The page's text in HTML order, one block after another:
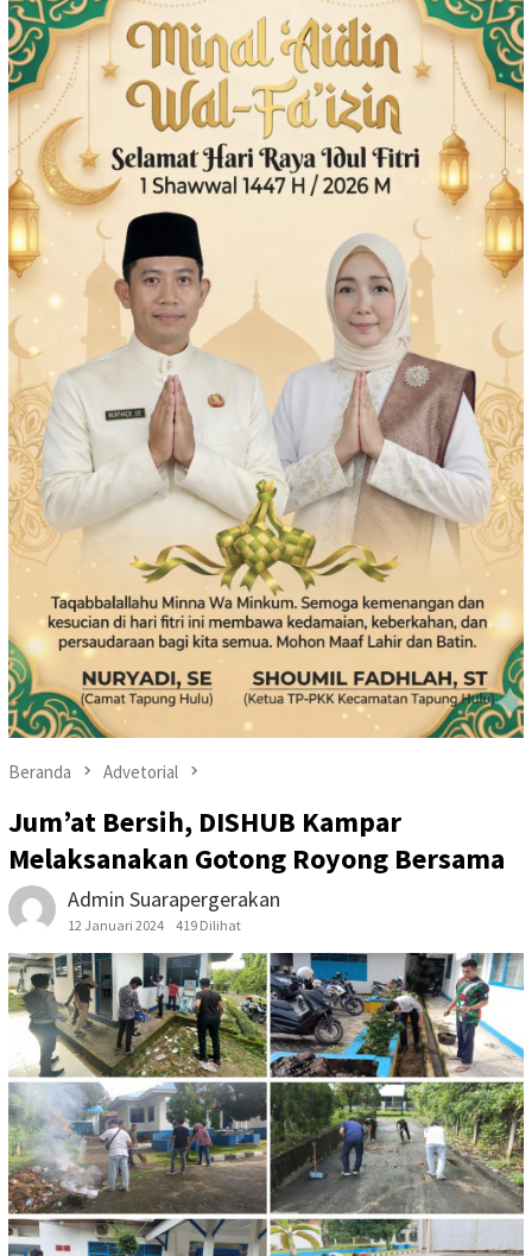
Beranda Advetorial
Jum’at Bersih, DISHUB Kampar
Melaksanakan Gotong Royong Bersama
Admin Suarapergerakan
12 Januari 2024 419 Dilihat